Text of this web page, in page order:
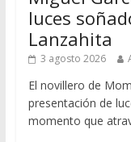
luces
Lanzahita
3 agosto 2026
El novillero de
presentación de
momento que